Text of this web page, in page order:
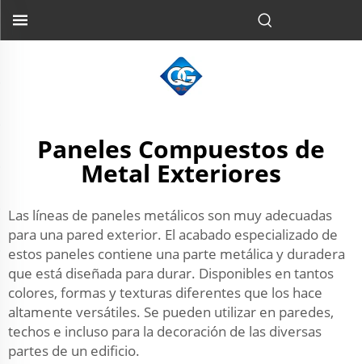
Paneles Compuestos de
Metal Exteriores
Las líneas de paneles metálicos son muy adecuadas
para una pared exterior. El acabado especializado de
estos paneles contiene una parte metálica y duradera
que está diseñada para durar. Disponibles en tantos
colores, formas y texturas diferentes que los hace
altamente versátiles. Se pueden utilizar en paredes,
techos e incluso para la decoración de las diversas
partes de un edificio.